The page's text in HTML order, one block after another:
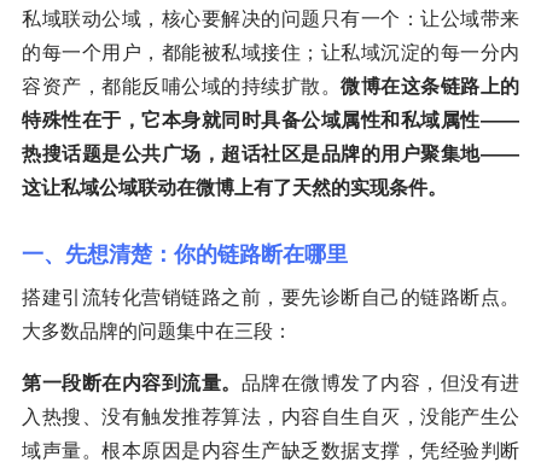
私域联动公域，核心要解决的问题只有一个：让公域带来
的每一个用户，都能被私域接住；让私域沉淀的每一分内
容资产，都能反哺公域的持续扩散。 微博在这条链路上的
特殊性在于，它本身就同时具备公域属性和私域属性——
热搜话题是公共广场，超话社区是品牌的用户聚集地——
这让私域公域联动在微博上有了天然的实现条件。
一、先想清楚：你的链路断在哪里
搭建引流转化营销链路之前，要先诊断自己的链路断点。
大多数品牌的问题集中在三段：
第一段断在内容到流量。 品牌在微博发了内容，但没有进
入热搜、没有触发推荐算法，内容自生自灭，没能产生公
域声量。根本原因是内容生产缺乏数据支撑，凭经验判断